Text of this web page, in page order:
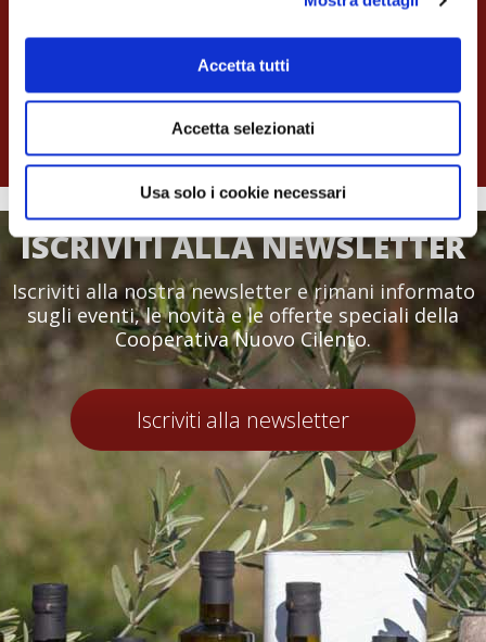
Accetta tutti
Accetta selezionati
Usa solo i cookie necessari
ISCRIVITI ALLA NEWSLETTER
Iscriviti alla nostra newsletter e rimani informato
sugli eventi, le novità e le offerte speciali della
Cooperativa Nuovo Cilento.
Iscriviti alla newsletter